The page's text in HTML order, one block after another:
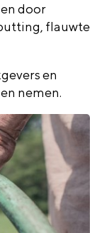
door
flauwte
en
nemen.